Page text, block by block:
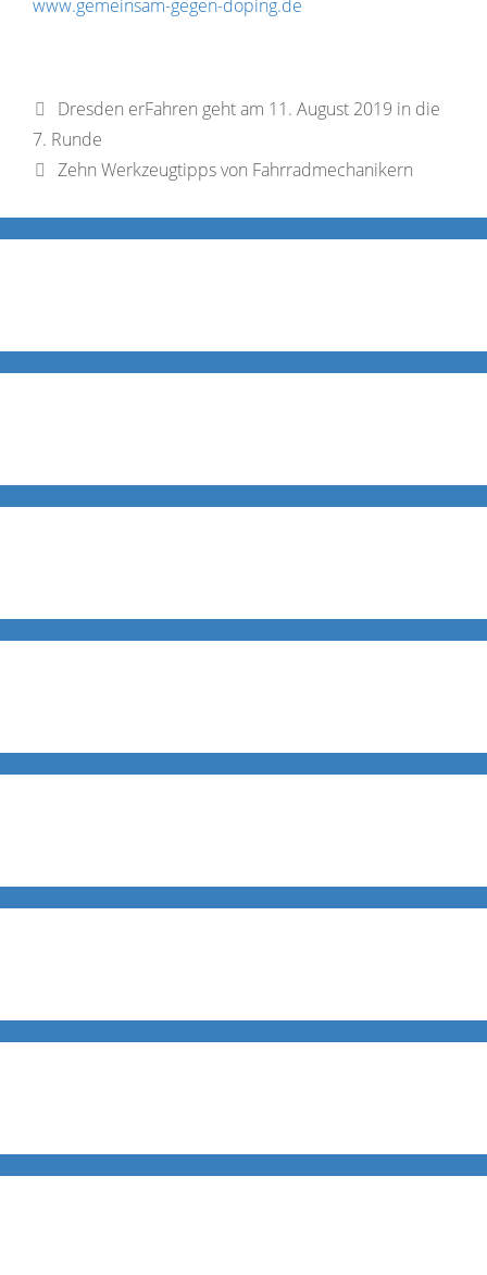
www.gemeinsam-gegen-doping.de
Dresden erFahren geht am 11. August 2019 in die
7. Runde
Zehn Werkzeugtipps von Fahrradmechanikern